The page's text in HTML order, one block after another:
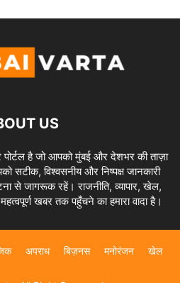
US
पोर्टल है जो आपको मुंबई और देशभर की ताज़ा
सटीक, विश्वसनीय और निष्पक्ष जानकारी
से जागरूक रहें। राजनीति, व्यापार, खेल,
खबर तक पहुँचने का हमारा वादा है।
अपराध बिज़नस मनोरंजन खेल